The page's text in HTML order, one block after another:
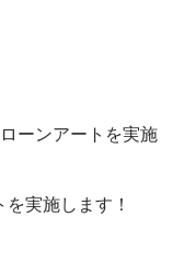
ーンアートを実施
実施します！